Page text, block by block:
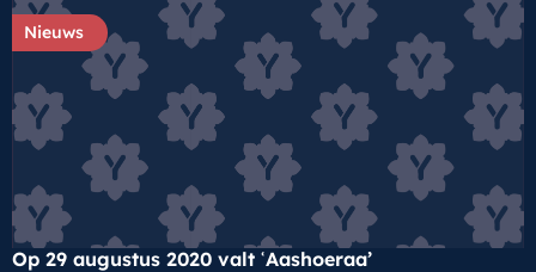
Nieuws
Op 29 augustus 2020 valt ʿAashoeraa’